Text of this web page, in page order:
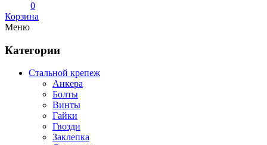
0
Корзина
Меню
Категории
Стальной крепеж
Анкера
Болты
Винты
Гайки
Гвозди
Заклепка